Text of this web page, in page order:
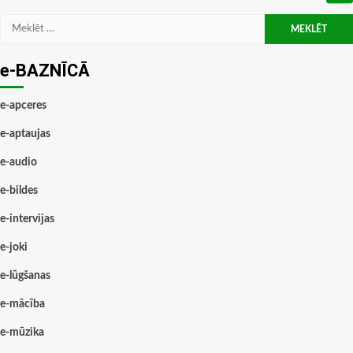
Meklēt:
e-BAZNĪCĀ
e-apceres
e-aptaujas
e-audio
e-bildes
e-intervijas
e-joki
e-lūgšanas
e-mācība
e-mūzika